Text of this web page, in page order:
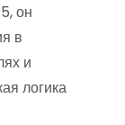
он
в
и
логика